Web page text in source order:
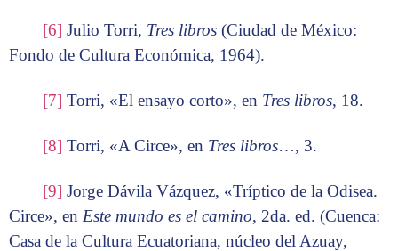
[6] Julio Torri, Tres libros (Ciudad de México:
Fondo de Cultura Económica, 1964).
[7] Torri, «El ensayo corto», en Tres libros, 18.
[8] Torri, «A Circe», en Tres libros…, 3.
[9] Jorge Dávila Vázquez, «Tríptico de la Odisea.
Circe», en Este mundo es el camino, 2da. ed. (Cuenca:
Casa de la Cultura Ecuatoriana, núcleo del Azuay,